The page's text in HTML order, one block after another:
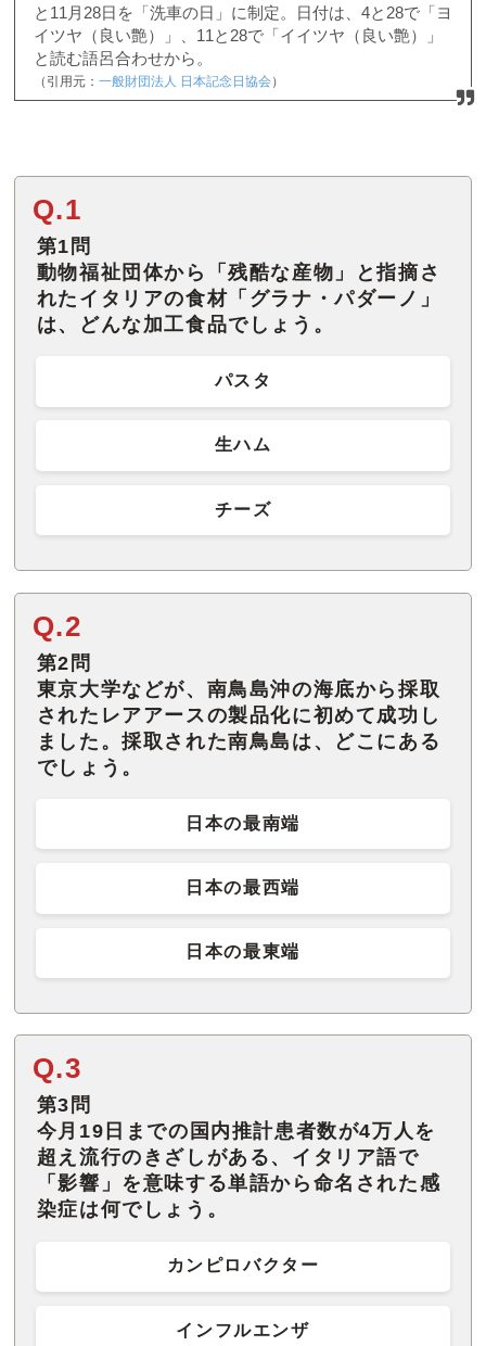
と11月28日を「洗車の日」に制定。日付は、4と28で「ヨ
イツヤ（良い艶）」、11と28で「イイツヤ（良い艶）」
と読む語呂合わせから。
（引用元： 一般財団法人 日本記念日協会）
Q.1
第1問
動物福祉団体から「残酷な産物」と指摘さ
れたイタリアの食材「グラナ・パダーノ」
は、どんな加工食品でしょう。
パスタ
生ハム
チーズ
Q.2
第2問
東京大学などが、南鳥島沖の海底から採取
されたレアアースの製品化に初めて成功し
ました。採取された南鳥島は、どこにある
でしょう。
日本の最南端
日本の最西端
日本の最東端
Q.3
第3問
今月19日までの国内推計患者数が4万人を
超え流行のきざしがある、イタリア語で
「影響」を意味する単語から命名された感
染症は何でしょう。
カンピロバクター
インフルエンザ